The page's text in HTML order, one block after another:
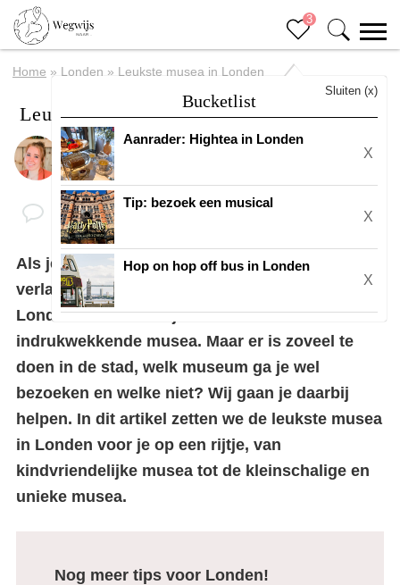
3
Bucketlist
Sluiten (x)
Aanrader: Hightea in Londen
X
Tip: bezoek een musical
X
Hop on hop off bus in Londen
X
Home » Londen » Leukste musea in Londen
Leukste musea in Londen
DoorEline
Als jenaar Londengaat kun je Londen niet
verlaten zonder een museum te bezoeken.
Londen heeft namelijk een aantal ontzettend
indrukwekkende musea. Maar er is zoveel te
doen in de stad, welk museum ga je wel
bezoeken en welke niet? Wij gaan je daarbij
helpen. In dit artikel zetten we de leukste musea
in Londen voor je op een rijtje, van
kindvriendelijke musea tot de kleinschalige en
unieke musea.
Nog meer tips voor Londen!